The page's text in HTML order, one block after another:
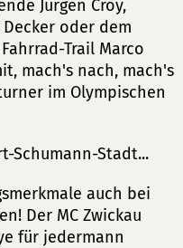
Jürgen Croy,
oder dem
Trail Marco
mach's nach, mach's
im Olympischen
Schumann-Stadt...
auch bei
Der MC Zwickau
für jedermann